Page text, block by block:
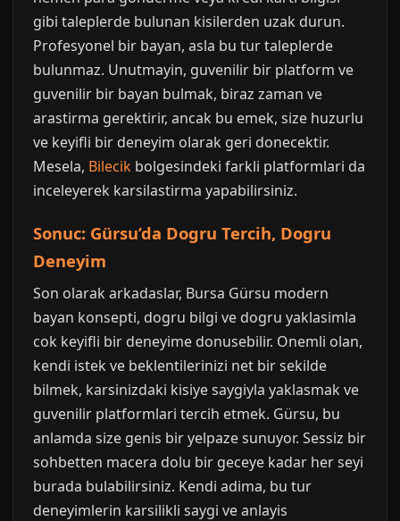
gibi taleplerde bulunan kisilerden uzak durun.
Profesyonel bir bayan, asla bu tur taleplerde
bulunmaz. Unutmayin, guvenilir bir platform ve
guvenilir bir bayan bulmak, biraz zaman ve
arastirma gerektirir, ancak bu emek, size huzurlu
ve keyifli bir deneyim olarak geri donecektir.
Mesela, Bilecik bolgesindeki farkli platformlari da
inceleyerek karsilastirma yapabilirsiniz.
Sonuc: Gürsu’da Dogru Tercih, Dogru
Deneyim
Son olarak arkadaslar, Bursa Gürsu modern
bayan konsepti, dogru bilgi ve dogru yaklasimla
cok keyifli bir deneyime donusebilir. Onemli olan,
kendi istek ve beklentilerinizi net bir sekilde
bilmek, karsinizdaki kisiye saygiyla yaklasmak ve
guvenilir platformlari tercih etmek. Gürsu, bu
anlamda size genis bir yelpaze sunuyor. Sessiz bir
sohbetten macera dolu bir geceye kadar her seyi
burada bulabilirsiniz. Kendi adima, bu tur
deneyimlerin karsilikli saygi ve anlayis